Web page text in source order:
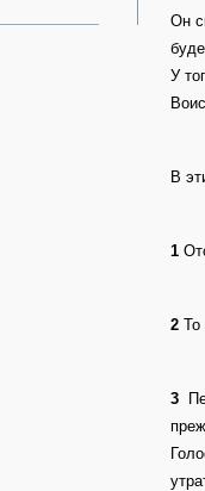
Он
У
В
1
2 То
3